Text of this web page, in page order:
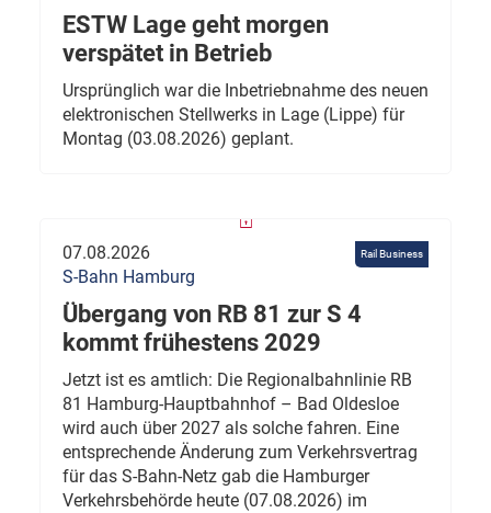
ESTW Lage geht morgen
verspätet in Betrieb
Ursprünglich war die Inbetriebnahme des neuen
elektronischen Stellwerks in Lage (Lippe) für
Montag (03.08.2026) geplant.
Rail Business
07.08.2026
S-Bahn Hamburg
Übergang von RB 81 zur S 4
kommt frühestens 2029
Jetzt ist es amtlich: Die Regionalbahnlinie RB
81 Hamburg-Hauptbahnhof – Bad Oldesloe
wird auch über 2027 als solche fahren. Eine
entsprechende Änderung zum Verkehrsvertrag
für das S-Bahn-Netz gab die Hamburger
Verkehrsbehörde heute (07.08.2026) im